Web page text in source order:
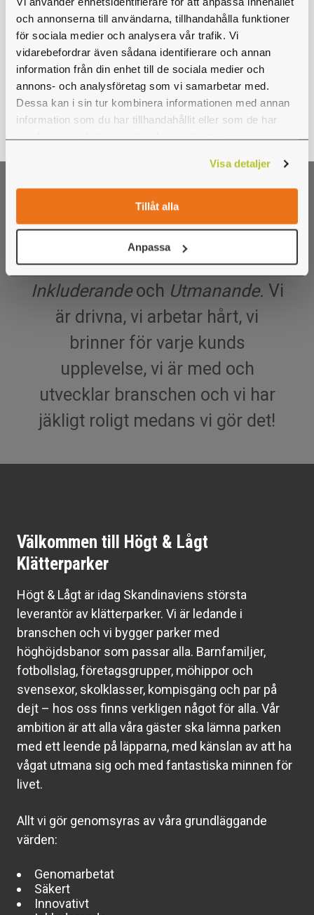
och annonserna till användarna, tillhandahålla funktioner
för sociala medier och analysera vår trafik. Vi
vidarebefordrar även sådana identifierare och annan
information från din enhet till de sociala medier och
annons- och analysföretag som vi samarbetar med.
Dessa kan i sin tur kombinera informationen med annan
information som du har tillhandahållit eller som de har
samlat in när du har använt deras tjänster.
Visa detaljer
Tillåt alla
Anpassa
Oscar A
24 July, 2026
Allt vi gör genomsyras av våra
grundläggande
Genomarbetat, Säkert,
Innovativt,
Inkluderandeoch Utmanande. Vi
är drivna, vi arbetar hårt, vi
brinner för varje kunds
upplevelse, vi är med och
utvecklar branschen och vi har
jäkligt roligt medans vi gör det!
Välkommen till Högt & Lågt
Klätterparker
Högt & Lågt är idag Skandinaviens största
leverantör av klätterparker. Vi är ledande i
branschen och vi bygger parker med
höghöjdsbanor som passar alla. Barnfamiljer,
fotbollslag, företagsgrupper, möhippor och
svensexor, skolklasser, kompisgäng och par på
dejt – hos oss finns verkligen något för alla. Vår
ambition är att alla våra gäster ska lämna parken
med ett leende på läpparna, med känslan av att ha
vågat utmana sig och med fantastiska minnen för
livet.
Allt vi gör genomsyras av våra grundläggande
värden:
Genomarbetat
Säkert
Innovativt